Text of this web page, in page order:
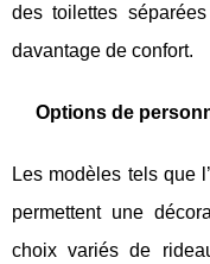
des toilettes
davantage de confort.
Options de
Les modèles tels que
permettent une
choix variés de